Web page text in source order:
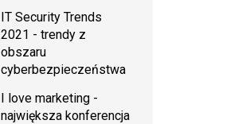
IT Security Trends
2021 - trendy z
obszaru
cyberbezpieczeństwa
I love marketing -
największa konferencja